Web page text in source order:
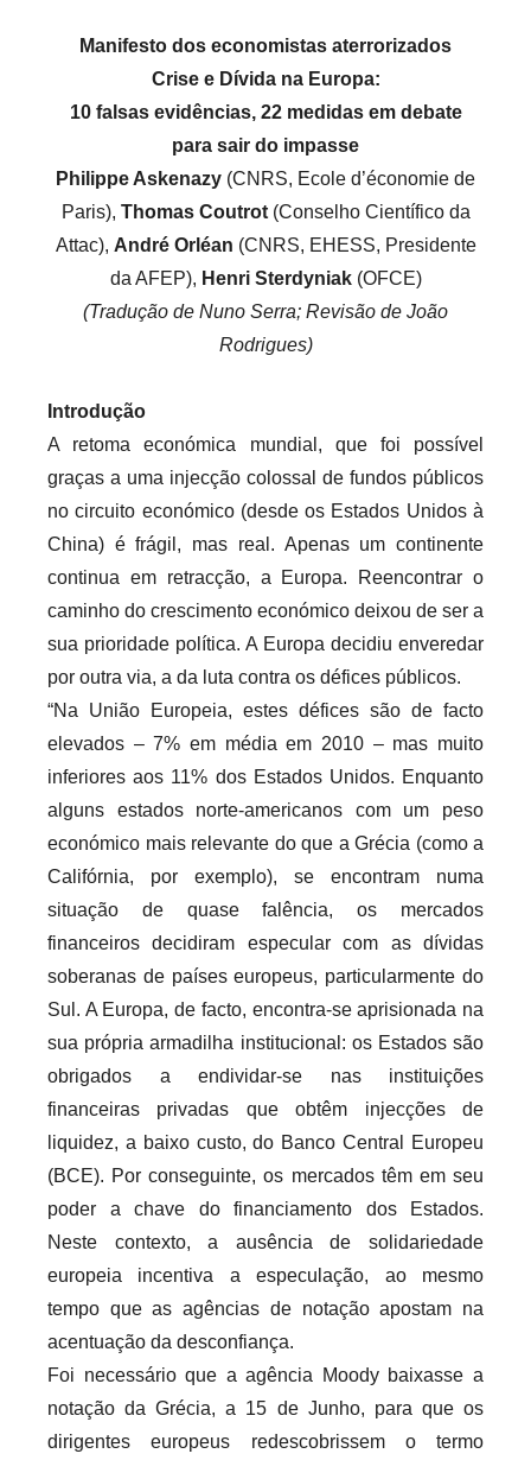
Manifesto dos economistas aterrorizados
Crise e Dívida na Europa:
10 falsas evidências, 22 medidas em debate
para sair do impasse
Philippe Askenazy (CNRS, Ecole d’économie de
Paris), Thomas Coutrot(Conselho Científico da
Attac), André Orléan (CNRS, EHESS, Presidente
da AFEP), Henri Sterdyniak(OFCE)
(Tradução de Nuno Serra; Revisão de João
Rodrigues)
Introdução
A retoma económica mundial, que foi possível
graças a uma injecção colossal de fundos públicos
no circuito económico (desde os Estados Unidos à
China) é frágil, mas real. Apenas um continente
continua em retracção, a Europa. Reencontrar o
caminho do crescimento económico deixou de ser a
sua prioridade política. A Europa decidiu enveredar
por outra via, a da luta contra os défices públicos.
“Na União Europeia, estes défices são de facto
elevados – 7% em média em 2010 – mas muito
inferiores aos 11% dos Estados Unidos. Enquanto
alguns estados norte-americanos com um peso
económico mais relevante do que a Grécia (como a
Califórnia, por exemplo), se encontram numa
situação de quase falência, os mercados
financeiros decidiram especular com as dívidas
soberanas de países europeus, particularmente do
Sul. A Europa, de facto, encontra-se aprisionada na
sua própria armadilha institucional: os Estados são
obrigados a endividar-se nas instituições
financeiras privadas que obtêm injecções de
liquidez, a baixo custo, do Banco Central Europeu
(BCE). Por conseguinte, os mercados têm em seu
poder a chave do financiamento dos Estados.
Neste contexto, a ausência de solidariedade
europeia incentiva a especulação, ao mesmo
tempo que as agências de notação apostam na
acentuação da desconfiança.
Foi necessário que a agência Moody baixasse a
notação da Grécia, a 15 de Junho, para que os
dirigentes europeus redescobrissem o termo